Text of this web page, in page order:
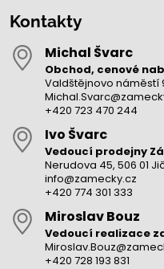
Kontakty
Michal Švarc
Obchod, cenové
Valdštějnovo náměstí
+420 723 470 244
Ivo Švarc
Vedoucí prodejny
Nerudova 45, 506 01
info@zamecky.cz
+420 774 301 333
Miroslav Bouz
Vedoucí realizace
+420 728 193 831